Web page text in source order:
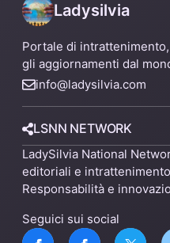
Ladysilvia
Portale di
gli aggiornamenti dal
info@ladysilvia.com
LSNN NETWORK
LadySilvia National
editoriali e intrattenimento
Responsabilità e
Seguici sui social